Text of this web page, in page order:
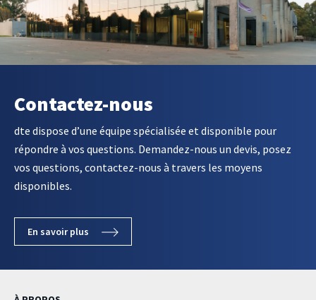
Contactez-nous
dte dispose d’une équipe spécialisée et disponible pour
répondre à vos questions. Demandez-nous un devis, posez
vos questions, contactez-nous à travers les moyens
disponibles.
En savoir plus